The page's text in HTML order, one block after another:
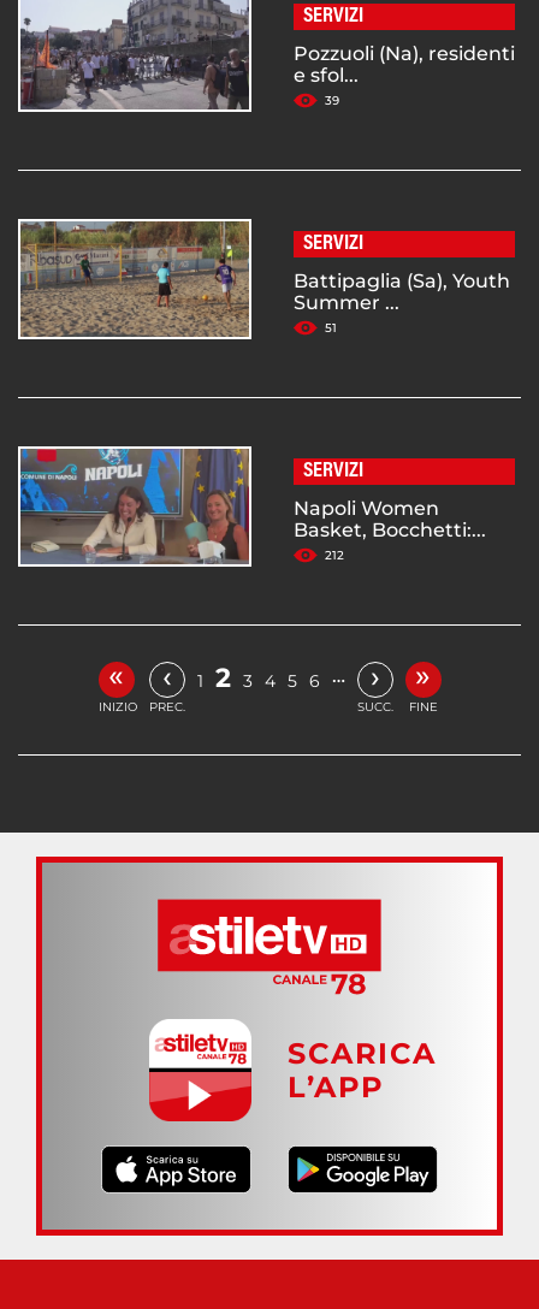
SERVIZI
Pozzuoli (Na), residenti
e sfol...
39
SERVIZI
Battipaglia (Sa), Youth
Summer ...
51
SERVIZI
Napoli Women
Basket, Bocchetti:...
212
«
INIZIO
‹
PREC.
1 2 3 4 5 6 … ›
SUCC.
»
FINE
SCARICA
L’APP